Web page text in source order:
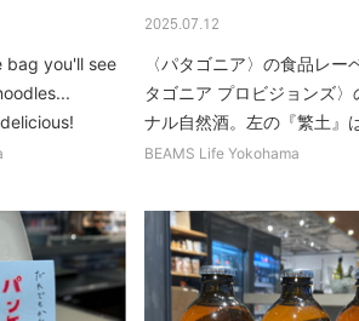
bag you'll see
2025.07.12
〈パタゴニア〉の食品レー
タゴニア プロビジョンズ〉
ナル自然酒。左の『繁土』
BEAMS Life Yokohama